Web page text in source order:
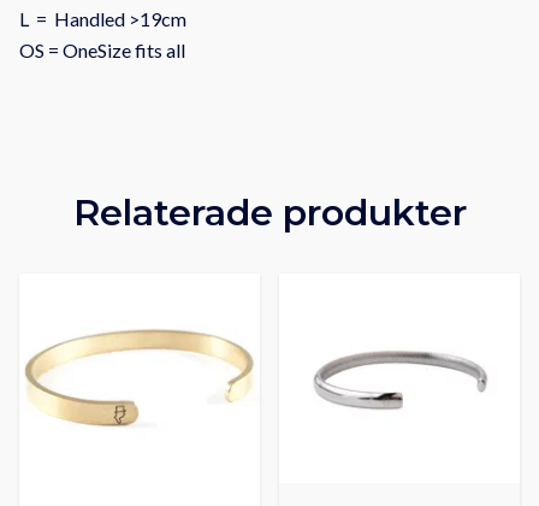
L = Handled >19cm
OS = OneSize fits all
Relaterade produkter